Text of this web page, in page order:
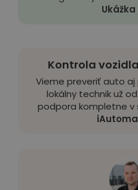
Ukážka
Kontrola
Vieme preveriť auto
lokálny technik už
podpora kompletne v